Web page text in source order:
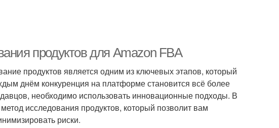
продуктов для Amazon FBA
продуктов является одним из ключевых этапов, который
днём конкуренция на платформе становится всё более
необходимо использовать инновационные подходы. В
исследования продуктов, который позволит вам
риски.